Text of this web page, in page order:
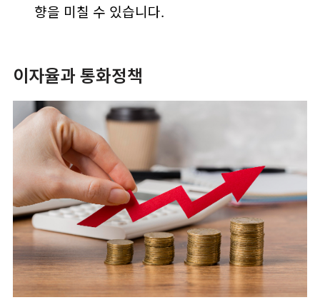
향을 미칠 수 있습니다.
이자율과 통화정책